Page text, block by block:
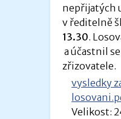
nepřijatých
v ředitelně
13.30.
a účastnil
zřizovatele.
vysledky
Velikost: